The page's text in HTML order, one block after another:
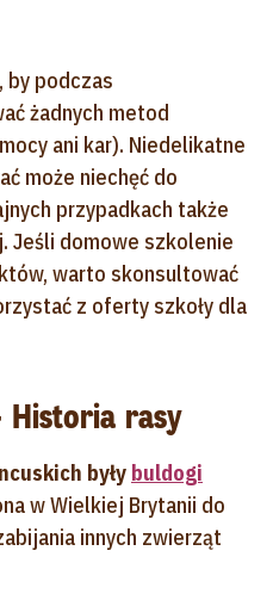
by podczas
żadnych metod
ani kar). Niedelikatne
może niechęć do
przypadkach także
Jeśli domowe szkolenie
warto skonsultować
z oferty szkoły dla
Historia rasy
były buldogi
w Wielkiej Brytanii do
innych zwierząt